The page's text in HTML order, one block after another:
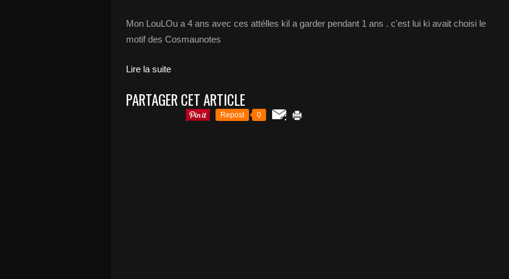
Mon LouLOu a 4 ans avec ces attélles kil a garder pendant 1 ans . c'est lui ki avait choisi le
motif des Cosmaunotes
Lire la suite
PARTAGER CET ARTICLE
Repost 0